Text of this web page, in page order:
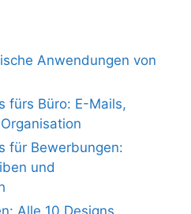
Anwendungen von
fürs Büro: E-Mails,
für Bewerbungen:
und